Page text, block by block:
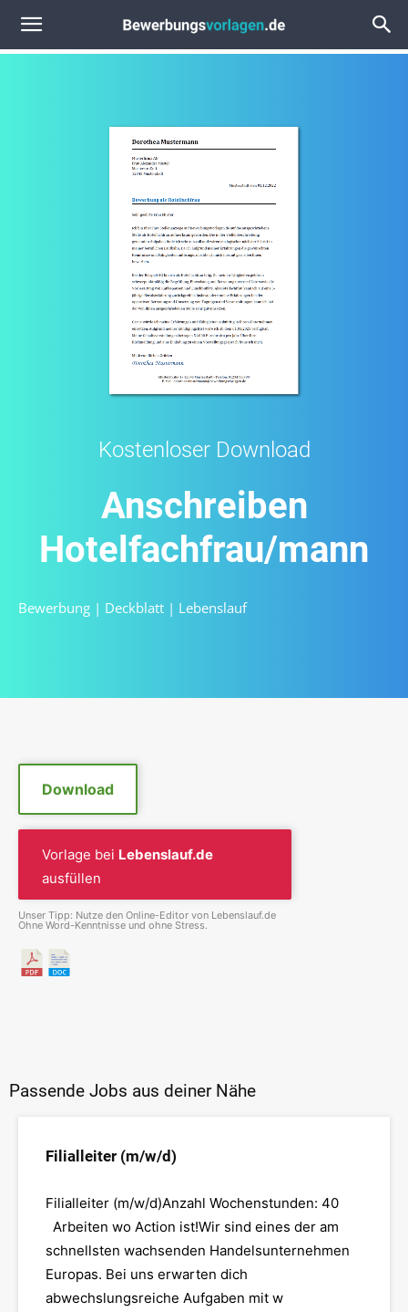
Kostenloser Download
Anschreiben
Hotelfachfrau/mann
Bewerbung | Deckblatt | Lebenslauf
Download
Vorlage bei Lebenslauf.de
ausfüllen
Unser Tipp: Nutze den Online-Editor von Lebenslauf.de
Ohne Word-Kenntnisse und ohne Stress.
Passende Jobs aus deiner Nähe
Filialleiter (m/w/d)
Filialleiter (m/w/d)Anzahl Wochenstunden: 40
Arbeiten wo Action ist!Wir sind eines der am
schnellsten wachsenden Handelsunternehmen
Europas. Bei uns erwarten dich
abwechslungsreiche Aufgaben mit w